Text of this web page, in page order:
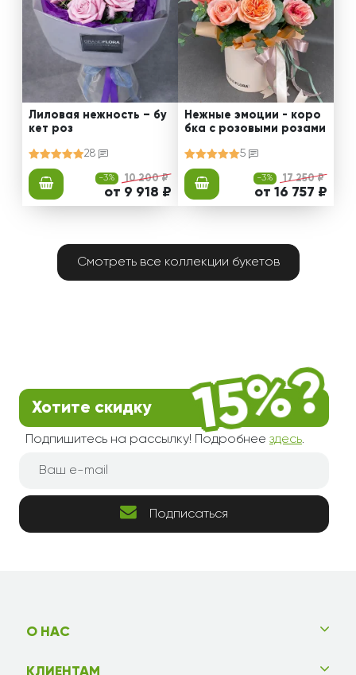
Лиловая нежность – бу
кет роз
28
-3% 10 200 ₽
от 9 918 ₽
Нежные эмоции - коро
бка с розовыми розами
5
-3% 17 250 ₽
от 16 757 ₽
Смотреть все коллекции букетов
Хотите скидку
Подпишитесь на рассылку! Подробнее здесь.
Подписаться
О НАС
КЛИЕНТАМ